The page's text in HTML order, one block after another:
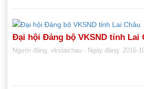
Đại hội Đảng bộ VKSND tỉnh Lai
Người đăng: vkslaichau - Ngày đăng: 2016-